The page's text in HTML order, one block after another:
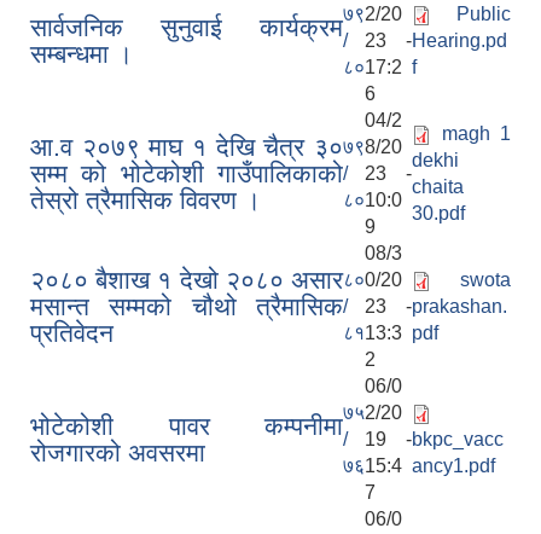
सार्वजनिक सुनुवाई कार्यक्रम
सम्बन्धमा ।
७९
/
८०
2/20
23 -
17:2
6
Public
Hearing.pd
f
आ.व २०७९ माघ १ देखि चैत्र ३०
सम्म को भोटेकोशी गाउँपालिकाको
तेस्रो त्रैमासिक विवरण ।
७९
/
८०
04/2
8/20
23 -
10:0
9
magh 1
dekhi
chaita
30.pdf
२०८० बैशाख १ देखो २०८० असार
मसान्त सम्मको चौथो त्रैमासिक
प्रतिवेदन
८०
/
८१
08/3
0/20
23 -
13:3
2
swota
prakashan.
pdf
भोटेकोशी पावर कम्पनीमा
रोजगारको अवसरमा
७५
/
७६
06/0
2/20
19 -
15:4
7
bkpc_vacc
ancy1.pdf
06/0